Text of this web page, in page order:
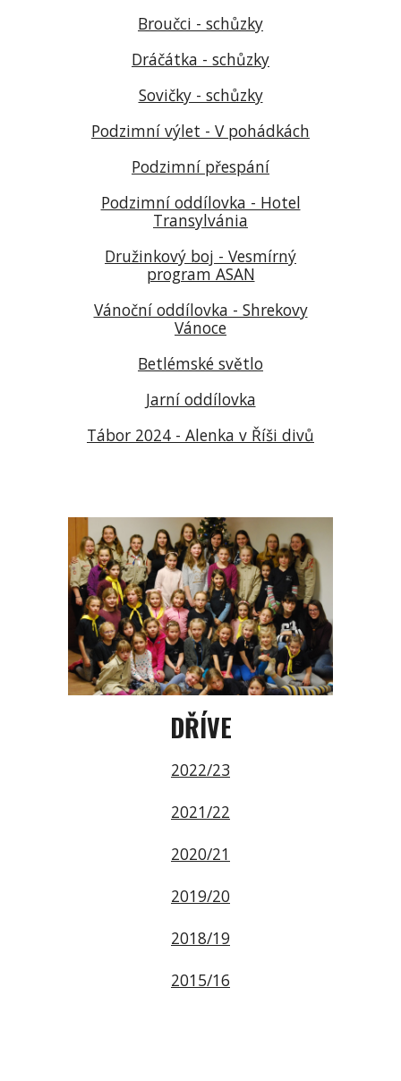
Broučci - schůzky
Dráčátka - schůzky
Sovičky - schůzky
Podzimní výlet - V pohádkách
Podzimní přespání
Podzimní oddílovka - Hotel
Transylvánia
Družinkový boj - Vesmírný
program ASAN
Vánoční oddílovka - Shrekovy
Vánoce
Betlémské světlo
Jarní oddílovka
Tábor 2024 - Alenka v Říši divů
DŘÍVE
2022/23
2021/22
2020/21
2019/20
2018/19
2015/16